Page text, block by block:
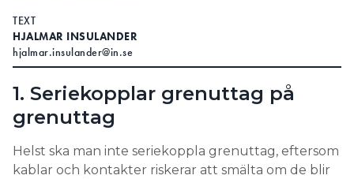
Search for:
SEARCH
TEXT
HJALMAR INSULANDER
hjalmar.insulander@in.se
1. Seriekopplar grenuttag på
grenuttag
Helst ska man inte seriekoppla grenuttag, eftersom
kablar och kontakter riskerar att smälta om de blir